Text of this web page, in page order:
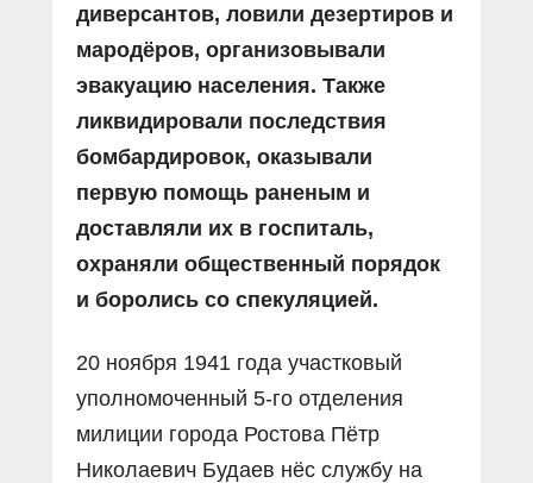
диверсантов, ловили дезертиров и
мародёров, организовывали
эвакуацию населения. Также
ликвидировали последствия
бомбардировок, оказывали
первую помощь раненым и
доставляли их в госпиталь,
охраняли общественный порядок
и боролись со спекуляцией.
20 ноября 1941 года участковый
уполномоченный 5-го отделения
милиции города Ростова Пётр
Николаевич Будаев нёс службу на